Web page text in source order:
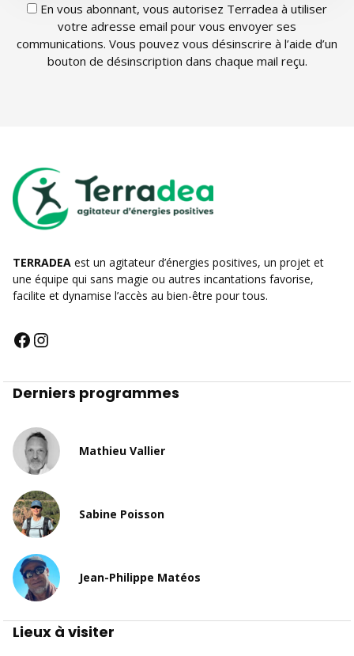
En vous abonnant, vous autorisez Terradea à utiliser
votre adresse email pour vous envoyer ses
communications. Vous pouvez vous désinscrire à l’aide d’un
bouton de désinscription dans chaque mail reçu.
TERRADEA est un agitateur d’énergies positives, un projet et
une équipe qui sans magie ou autres incantations favorise,
facilite et dynamise l’accès au bien-être pour tous.
Derniers programmes
Mathieu Vallier
Sabine Poisson
Jean-Philippe Matéos
Lieux à visiter